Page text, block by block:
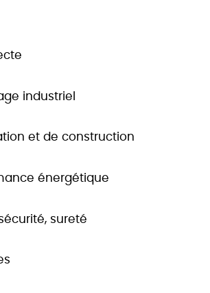
industriel
et de construction
énergétique
sureté